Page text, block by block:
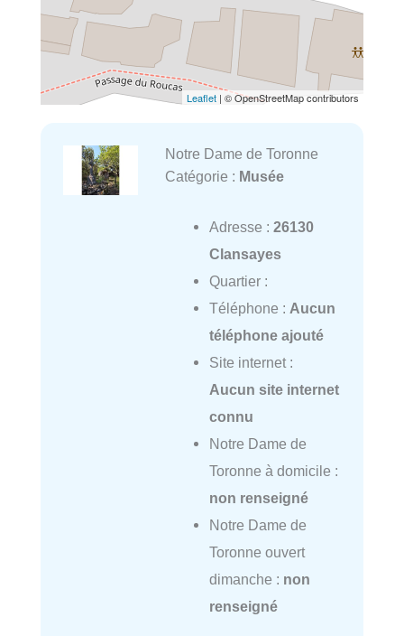
Leaflet | © OpenStreetMap contributors
Notre Dame de Toronne
Catégorie : Musée
Adresse : 26130
Clansayes
Quartier :
Téléphone : Aucun
téléphone ajouté
Site internet :
Aucun site internet
connu
Notre Dame de
Toronne à domicile :
non renseigné
Notre Dame de
Toronne ouvert
dimanche : non
renseigné